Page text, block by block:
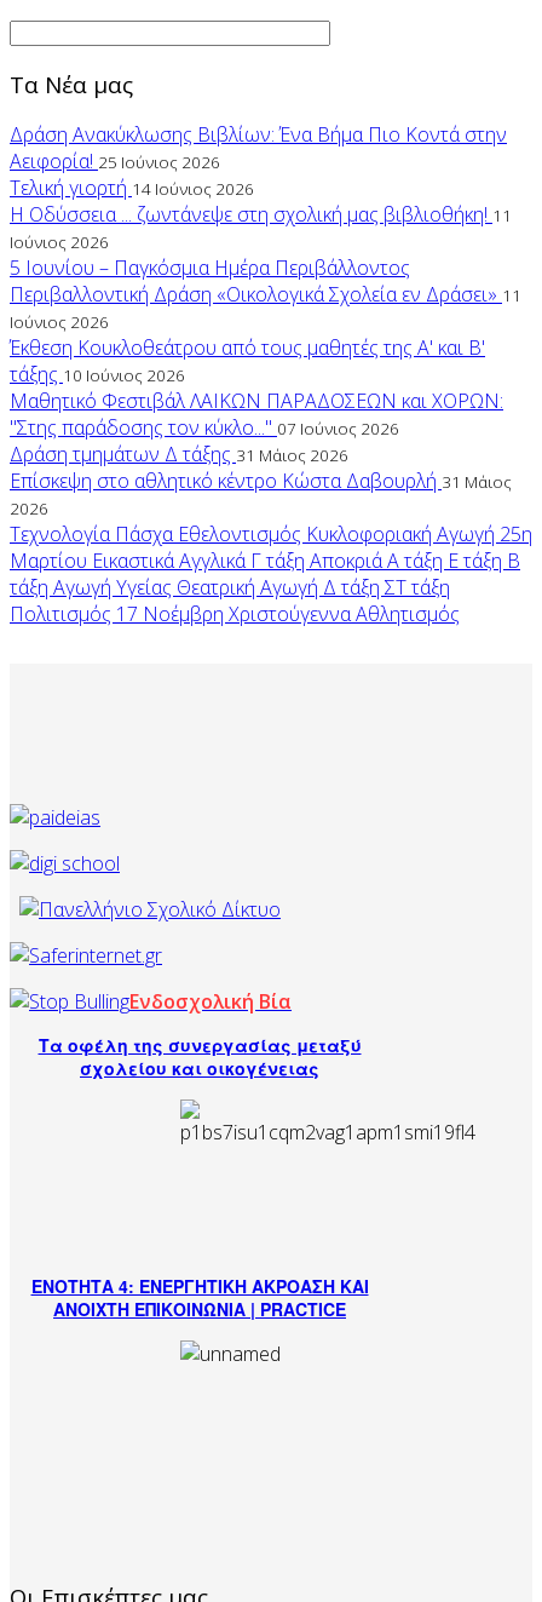
Τα Νέα μας
Δράση Ανακύκλωσης Βιβλίων: Ένα Βήμα Πιο Κοντά στην
Αειφορία! 25 Ιούνιος 2026
Τελική γιορτή 14 Ιούνιος 2026
Η Οδύσσεια ... ζωντάνεψε στη σχολική μας βιβλιοθήκη! 11
Ιούνιος 2026
5 Ιουνίου – Παγκόσμια Ημέρα Περιβάλλοντος
Περιβαλλοντική Δράση «Οικολογικά Σχολεία εν Δράσει» 11
Ιούνιος 2026
Έκθεση Κουκλοθεάτρου από τους μαθητές της Α' και Β'
τάξης 10 Ιούνιος 2026
Μαθητικό Φεστιβάλ ΛΑΙΚΩΝ ΠΑΡΑΔΟΣΕΩΝ και ΧΟΡΩΝ:
"Στης παράδοσης τον κύκλο..." 07 Ιούνιος 2026
Δράση τμημάτων Δ τάξης 31 Μάιος 2026
Επίσκεψη στο αθλητικό κέντρο Κώστα Δαβουρλή 31 Μάιος
2026
Τεχνολογία Πάσχα Εθελοντισμός Κυκλοφοριακή Αγωγή 25η
Μαρτίου ΕικαστικάΑγγλικά Γ τάξη ΑποκριάΑ τάξη Ε τάξη Β
τάξη Αγωγή Υγείας Θεατρική Αγωγή Δ τάξη ΣΤ τάξη
Πολιτισμός 17 Νοέμβρη ΧριστούγενναΑθλητισμός
Ενδοσχολική Βία
Τα οφέλη της συνεργασίας μεταξύ
σχολείου και οικογένειας
ΕΝΟΤΗΤΑ 4: ΕΝΕΡΓΗΤΙΚΗ ΑΚΡΟΑΣΗ ΚΑΙ
ΑΝΟΙΧΤΗ ΕΠΙΚΟΙΝΩΝΙΑ | PRACTICE